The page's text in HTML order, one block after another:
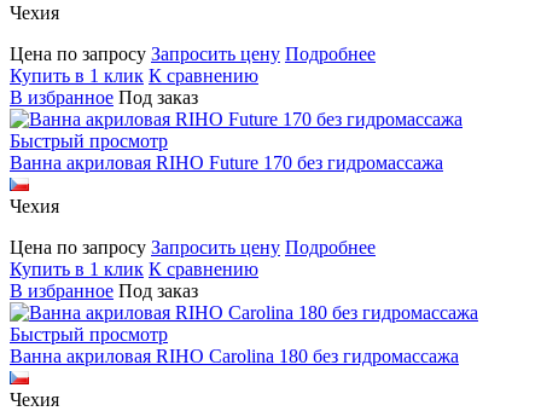
Чехия
Цена по запросу Запросить цену Подробнее
Купить в 1 клик К сравнению
В избранное Под заказ
Быстрый просмотр
Ванна акриловая RIHO Future 170 без гидромассажа
Чехия
Цена по запросу Запросить цену Подробнее
Купить в 1 клик К сравнению
В избранное Под заказ
Быстрый просмотр
Ванна акриловая RIHO Carolina 180 без гидромассажа
Чехия